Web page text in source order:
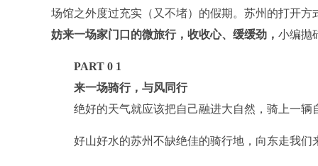
场馆之外度过充实（又不堵）的假期。苏州的打开方
妨来一场家门口的微旅行， 收收心、缓缓劲， 小编抛
PART 0 1
来一场骑行，与风同行
绝好的天气就应该把自己融进大自然，骑上一辆
好山好水的苏州不缺绝佳的骑行地，向东走我们